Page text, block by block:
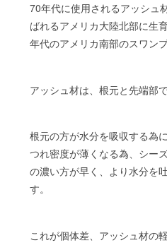
70年代に使用されるアッシュ
ばれるアメリカ大陸北部に生
年代のアメリカ南部のスワン
アッシュ材は、根元と先端部
根元の方が水分を吸収する為
つれ密度が薄くなる為、シー
の濃い方が早く、より水分を
す。
これが個体差、アッシュ材の